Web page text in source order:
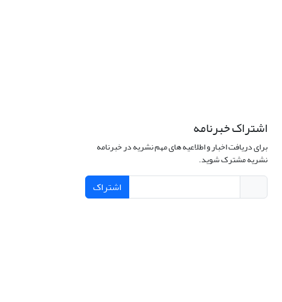
اشتراک خبرنامه
برای دریافت اخبار و اطلاعیه های مهم نشریه در خبرنامه
نشریه مشترک شوید.
اشتراک